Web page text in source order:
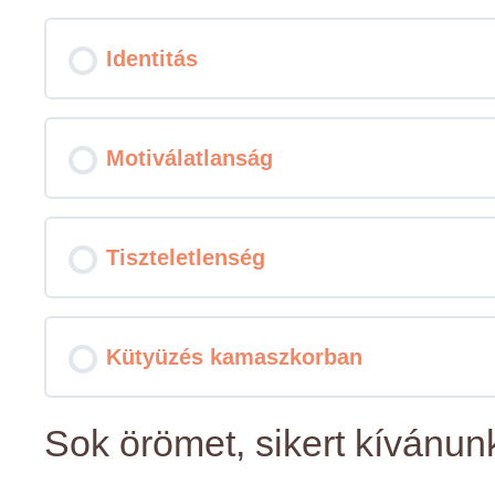
Identitás
Motiválatlanság
Tiszteletlenség
Kütyüzés kamaszkorban
Sok örömet, sikert